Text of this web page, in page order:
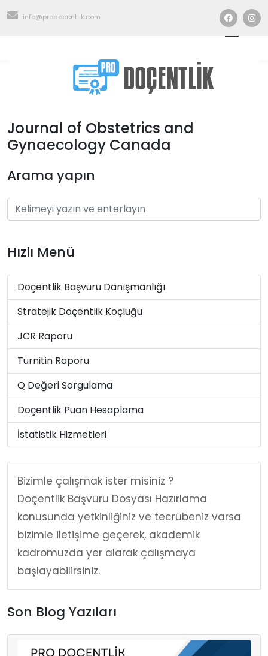
info@prodocentlik.com
Journal of Obstetrics and
Gynaecology Canada
Arama yapın
Hızlı Menü
Doçentlik Başvuru Danışmanlığı
Stratejik Doçentlik Koçluğu
JCR Raporu
Turnitin Raporu
Q Değeri Sorgulama
Doçentlik Puan Hesaplama
İstatistik Hizmetleri
Bizimle çalışmak ister misiniz ?
Doçentlik Başvuru Dosyası Hazırlama
konusunda yetkinliğiniz ve tecrübeniz varsa
bizimle iletişime geçerek, akademik
kadromuzda yer alarak çalışmaya
başlayabilirsiniz.
Son Blog Yazıları